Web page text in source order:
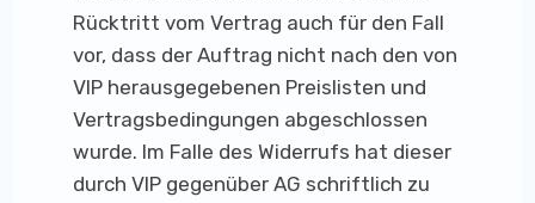
Rücktritt vom Vertrag auch für den Fall
vor, dass der Auftrag nicht nach den von
VIP herausgegebenen Preislisten und
Vertragsbedingungen abgeschlossen
wurde. Im Falle des Widerrufs hat dieser
durch VIP gegenüber AG schriftlich zu